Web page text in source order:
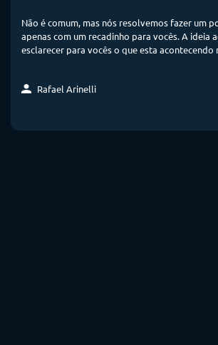
Não é comum, mas nós resolvemos fazer um
apenas com um recadinho para vocês. A ideia
esclarecer para vocês o que esta acontecendo
Rafael Arinelli